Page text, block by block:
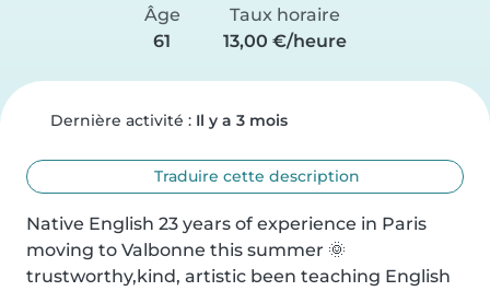
Âge
61
Taux horaire
13,00 €/heure
Dernière activité : Il y a 3 mois
Traduire cette description
Native English 23 years of experience in Paris
moving to Valbonne this summer 🌞
trustworthy,kind, artistic been teaching English